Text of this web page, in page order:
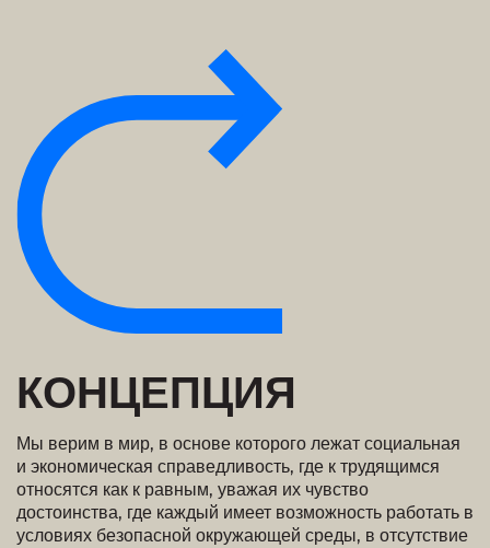
КОНЦЕПЦИЯ
Мы верим в мир, в основе которого лежат социальная
и экономическая справедливость, где к трудящимся
относятся как к равным, уважая их чувство
достоинства, где каждый имеет возможность работать в
условиях безопасной окружающей среды, в отсутствие